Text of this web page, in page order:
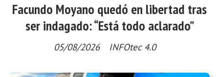
Facundo Moyano quedó en libertad tras
ser indagado: “Está todo aclarado”
INFOtec 4.0
05/08/2026